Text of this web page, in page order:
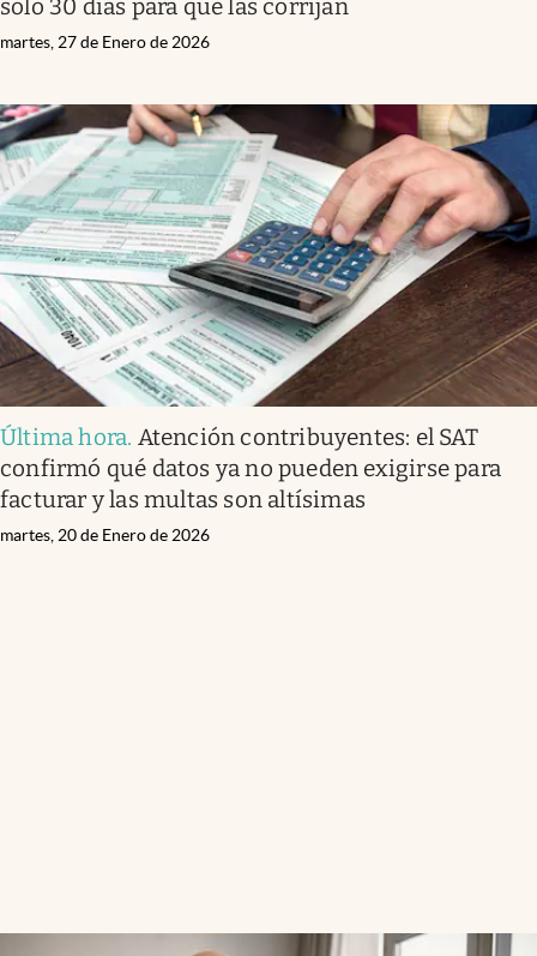
solo 30 días para que las corrijan
martes, 27 de Enero de 2026
Última hora. Atención contribuyentes: el SAT
confirmó qué datos ya no pueden exigirse para
facturar y las multas son altísimas
martes, 20 de Enero de 2026